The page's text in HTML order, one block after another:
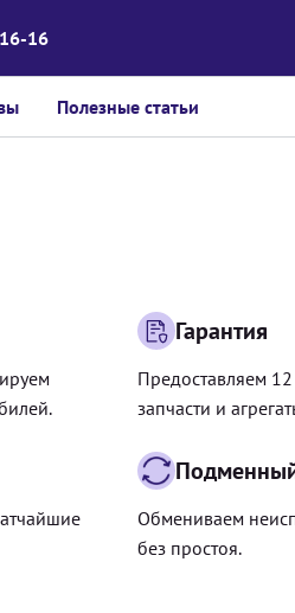
16
Полезные статьи
Гарантия
Предоставляем 12
запчасти и
Обмениваем
без простоя.